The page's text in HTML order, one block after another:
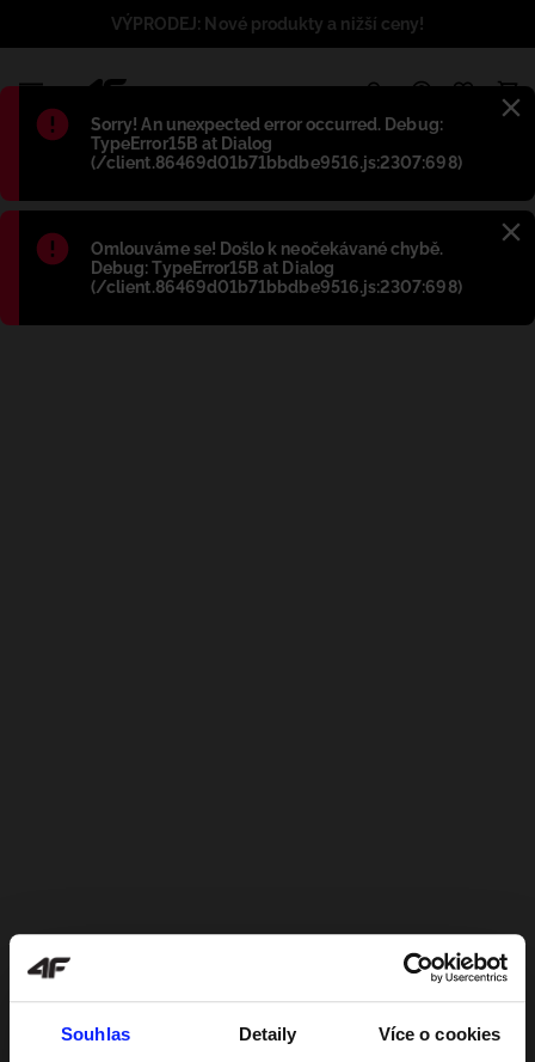
Souhlas Detaily Více o cookies
Błąd:
Sorry! An unexpected error occurred. Debug:
TypeError15B at Dialog
(/client.86469d01b71bbdbe9516.js:2307:698)
Błąd:
Omlouváme se! Došlo k neočekávané chybě.
Debug: TypeError15B at Dialog
(/client.86469d01b71bbdbe9516.js:2307:698)
VÝPRODEJ: Nové produkty a nižší ceny!